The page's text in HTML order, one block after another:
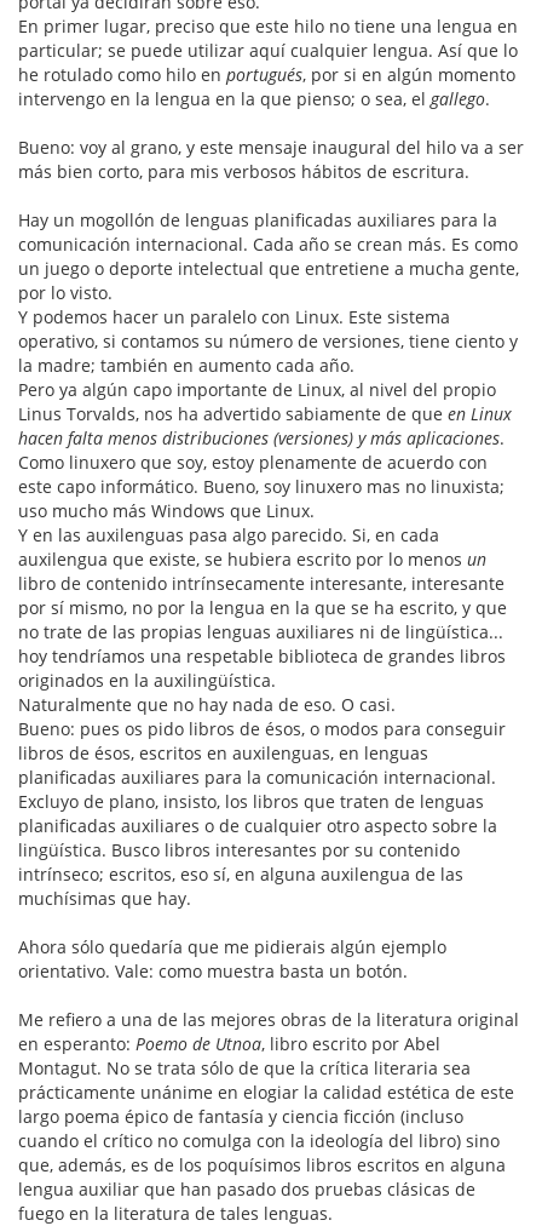
En primer lugar, preciso que este hilo no tiene una lengua en
particular; se puede utilizar aquí cualquier lengua. Así que lo
he rotulado como hilo en portugués, por si en algún momento
intervengo en la lengua en la que pienso; o sea, elgallego.
Bueno: voy al grano, y este mensaje inaugural del hilo va a ser
más bien corto, para mis verbosos hábitos de escritura.
Hay un mogollón de lenguas planificadas auxiliares para la
comunicación internacional. Cada año se crean más. Es como
un juego o deporte intelectual que entretiene a mucha gente,
por lo visto.
Y podemos hacer un paralelo con Linux. Este sistema
operativo, si contamos su número de versiones, tiene ciento y
la madre; también en aumento cada año.
Pero ya algún capo importante de Linux, al nivel del propio
Linus Torvalds, nos ha advertido sabiamente de que en Linux
hacen falta menos distribuciones (versiones) y más aplicaciones.
Como linuxero que soy, estoy plenamente de acuerdo con
este capo informático. Bueno, soy linuxero mas no linuxista;
uso mucho más Windows que Linux.
Y en las auxilenguas pasa algo parecido. Si, en cada
auxilengua que existe, se hubiera escrito por lo menos un
libro de contenido intrínsecamente interesante, interesante
por sí mismo, no por la lengua en la que se ha escrito, y que
no trate de las propias lenguas auxiliares ni de lingüística...
hoy tendríamos una respetable biblioteca de grandes libros
originados en la auxilingüística.
Naturalmente que no hay nada de eso. O casi.
Bueno: pues os pido libros de ésos, o modos para conseguir
libros de ésos, escritos en auxilenguas, en lenguas
planificadas auxiliares para la comunicación internacional.
Excluyo de plano, insisto, los libros que traten de lenguas
planificadas auxiliares o de cualquier otro aspecto sobre la
lingüística. Busco libros interesantes por su contenido
intrínseco; escritos, eso sí, en alguna auxilengua de las
muchísimas que hay.
Ahora sólo quedaría que me pidierais algún ejemplo
orientativo. Vale: como muestra basta un botón.
Me refiero a una de las mejores obras de la literatura original
en esperanto: Poemo de Utnoa, libro escrito por Abel
Montagut. No se trata sólo de que la crítica literaria sea
prácticamente unánime en elogiar la calidad estética de este
largo poema épico de fantasía y ciencia ficción (incluso
cuando el crítico no comulga con la ideología del libro) sino
que, además, es de los poquísimos libros escritos en alguna
lengua auxiliar que han pasado dos pruebas clásicas de
fuego en la literatura de tales lenguas.